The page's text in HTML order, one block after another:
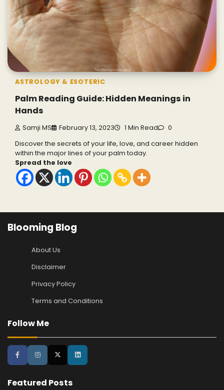
ASTROLOGY & ESOTERIC
Palm Reading Guide: Hidden Meanings in
Hands
Samji MS February 13, 2023 1 Min Read 0
Discover the secrets of your life, love, and career hidden
within the major lines of your palm today.
Spread the love
Blooming Blog
About Us
Disclaimer
Privacy Policy
Terms and Conditions
Follow Me
Featured Posts